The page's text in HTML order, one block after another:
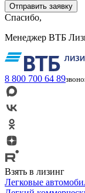
Спасибо,
Менеджер ВТБ
8 800 700 64 89
Взять в лизинг
Легковые